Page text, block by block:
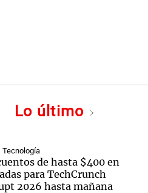
Lo último
Tecnología
de hasta $400 en
para TechCrunch
2026 hasta mañana